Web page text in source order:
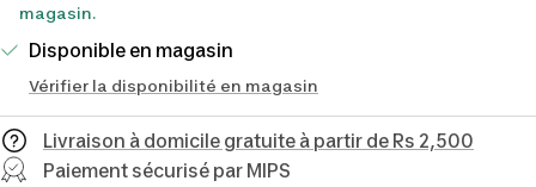
magasin.
Disponible en magasin
Vérifier la disponibilité en magasin
Livraison à domicile gratuite à partir de Rs 2,500
Paiement sécurisé par MIPS